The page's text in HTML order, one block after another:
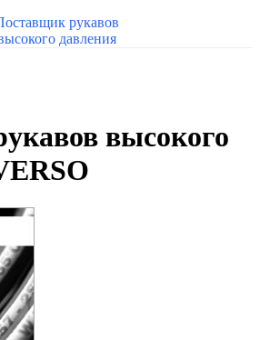
рукавов
давления
высокого